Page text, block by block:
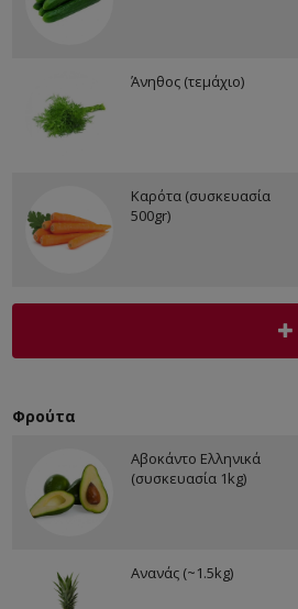
Άνηθος (τεμάχιο)
Καρότα (συσκευασία
500gr)
Φρούτα
Αβοκάντο Ελληνικά
(συσκευασία 1kg)
Ανανάς (~1.5kg)